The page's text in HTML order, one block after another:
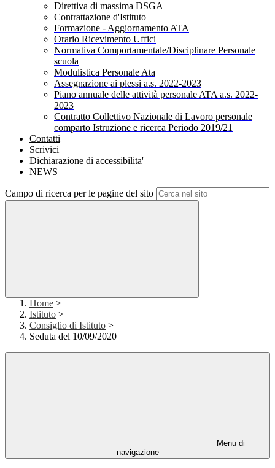
Direttiva di massima DSGA
Contrattazione d'Istituto
Formazione - Aggiornamento ATA
Orario Ricevimento Uffici
Normativa Comportamentale/Disciplinare Personale
scuola
Modulistica Personale Ata
Assegnazione ai plessi a.s. 2022-2023
Piano annuale delle attività personale ATA a.s. 2022-
2023
Contratto Collettivo Nazionale di Lavoro personale
comparto Istruzione e ricerca Periodo 2019/21
Contatti
Scrivici
Dichiarazione di accessibilita'
NEWS
Campo di ricerca per le pagine del sito
Home >
Istituto >
Consiglio di Istituto >
Seduta del 10/09/2020
Menu di
navigazione